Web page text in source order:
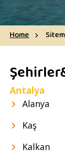
Home
Antalya
Alanya
Kaş
Kalkan